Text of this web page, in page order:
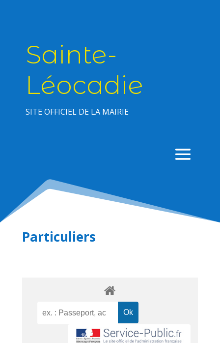
Sainte-
Léocadie
SITE OFFICIEL DE LA MAIRIE
Particuliers